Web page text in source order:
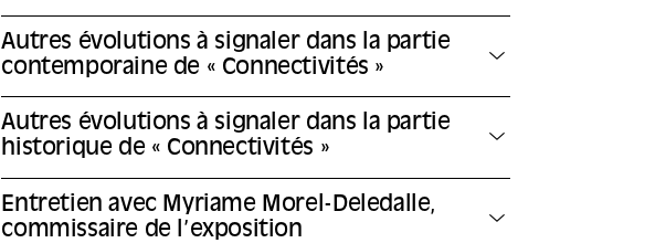
Autres évolutions à signaler dans la partie
contemporaine de « Connectivités »
Autres évolutions à signaler dans la partie
historique de « Connectivités »
Entretien avec Myriame Morel-Deledalle,
commissaire de l’exposition